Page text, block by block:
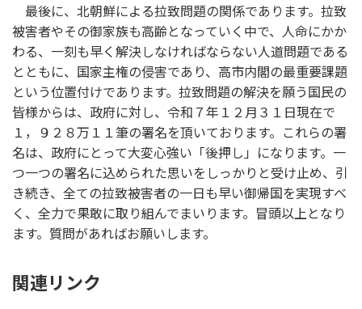
最後に、北朝鮮による拉致問題の関係であります。拉致
被害者やその御家族も高齢となっていく中で、人命にかか
わる、一刻も早く解決しなければならない人道問題である
とともに、国家主権の侵害であり、高市内閣の最重要課題
という位置付けであります。拉致問題の解決を願う国民の
皆様からは、政府に対し、令和７年１２月３１日現在で
１，９２８万１１筆の署名を頂いております。これらの署
名は、政府にとって大変心強い「後押し」になります。一
つ一つの署名に込められた思いをしっかりと受け止め、引
き続き、全ての拉致被害者の一日も早い御帰国を実現すべ
く、全力で果敢に取り組んでまいります。冒頭以上となり
ます。質問があればお願いします。
関連リンク